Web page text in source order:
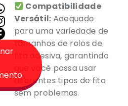
Compatibilidade
Versátil: Adequado
para uma variedade de
tamanhos de rolos de
fita adesiva, garantindo
que você possa usar
diferentes tipos de fita
sem problemas.